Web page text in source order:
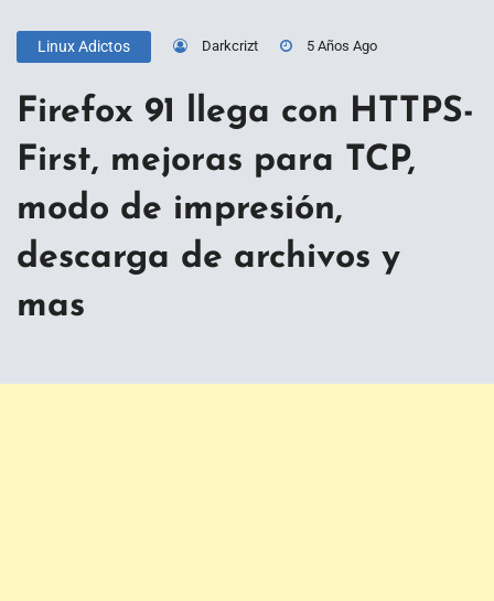
Linux Adictos Darkcrizt 5 Años Ago
Firefox 91 llega con HTTPS-
First, mejoras para TCP,
modo de impresión,
descarga de archivos y
mas